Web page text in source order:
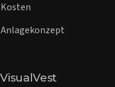
Kosten
Anlagekonzept
VisualVest